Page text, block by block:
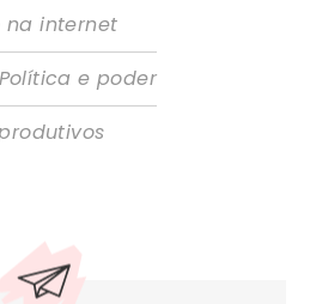
na internet
Política e poder